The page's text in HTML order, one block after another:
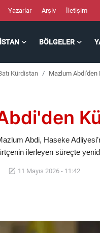
Yazarlar Arşiv İletişim
BÖLGELER
Kürdistan Mazlum Abdi'den
Abdi, Haseke
ilerleyen süreçte
11 Mayıs 2026 - 11:42